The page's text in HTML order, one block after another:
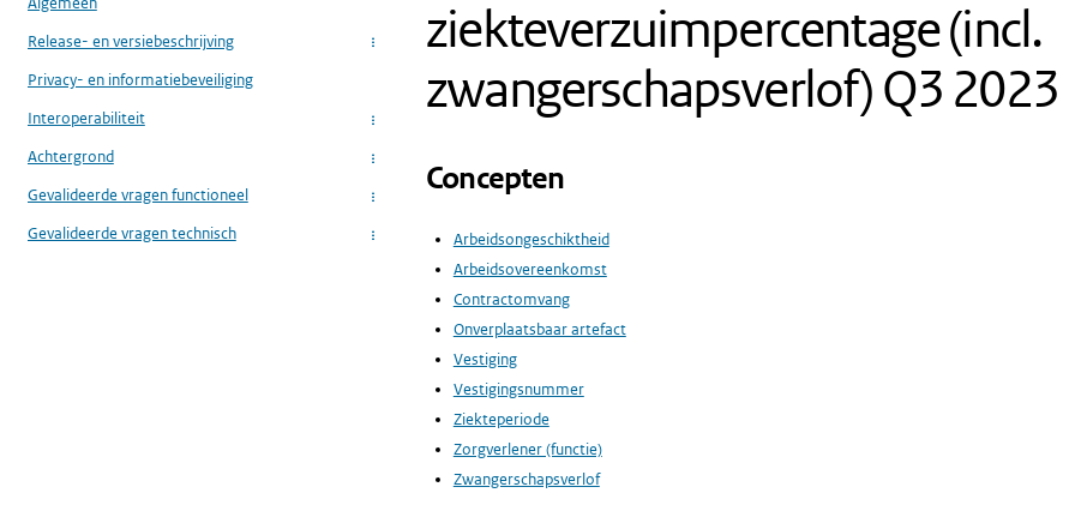
Release- en versiebeschrijving
...
Privacy- en informatiebeveiliging
Interoperabiliteit
...
Achtergrond ...
Gevalideerde vragen functioneel ...
Gevalideerde vragen technisch ...
ziekteverzuimpercentage (incl.
zwangerschapsverlof) Q3 2023
Concepten
Arbeidsongeschiktheid
Arbeidsovereenkomst
Contractomvang
Onverplaatsbaar artefact
Vestiging
Vestigingsnummer
Ziekteperiode
Zorgverlener (functie)
Zwangerschapsverlof